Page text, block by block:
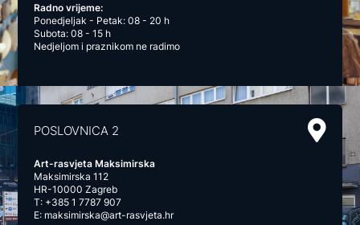
Radno vrijeme:
Ponedjeljak - Petak: 08 - 20 h
Subota: 08 - 15 h
Nedjeljom i praznikom ne radimo
POSLOVNICA 2
Art-rasvjeta Maksimirska
Maksimirska 112
HR-10000 Zagreb
T: +385 1 7787 907
E: maksimirska@art-rasvjeta.hr